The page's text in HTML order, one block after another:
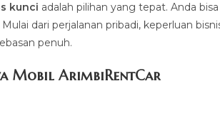
kunci adalah pilihan yang tepat. Anda
dari perjalanan pribadi, keperluan
penuh.
Mobil ArimbiRentCar